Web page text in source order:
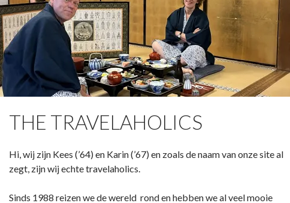
THE TRAVELAHOLICS
Hi, wij zijn Kees (’64) en Karin (’67) en zoals de naam van onze site al
zegt, zijn wij echte travelaholics.
Sinds 1988 reizen we de wereld rond en hebben we al veel mooie